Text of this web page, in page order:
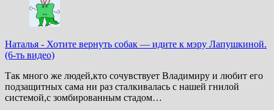
Наталья - Хотите вернуть собак — идите к мэру Лапушкиной.
(6-ть видео)
Так много же людей,кто сочувствует Владимиру и любит его
подзащитных сама ни раз сталкивалась с нашей гнилой
системой,с зомбированным стадом…